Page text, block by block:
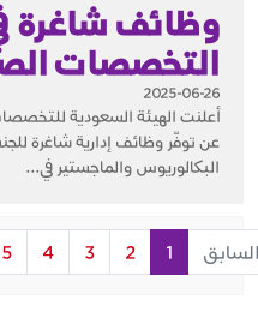
وظائف شاغرة
التخصصات
2025-06-26
أعلنت الهيئة السعودية
عن توفّر وظائف إدارية شاغرة
البكالوريوس والماجستير في...
السابق 1
2
3
4
5